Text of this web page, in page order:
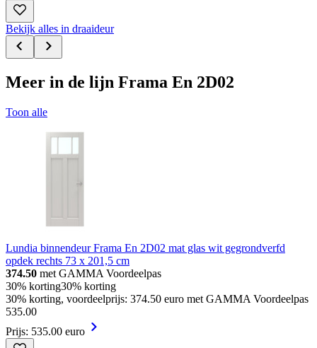
Bekijk alles in draaideur
Meer in de lijn Frama En 2D02
Toon alle
Lundia binnendeur Frama En 2D02 mat glas wit gegrondverfd
opdek rechts 73 x 201,5 cm
374.50 met GAMMA Voordeelpas
30% korting30% korting
30% korting, voordeelprijs: 374.50 euro met GAMMA Voordeelpas
535.00
Prijs: 535.00 euro